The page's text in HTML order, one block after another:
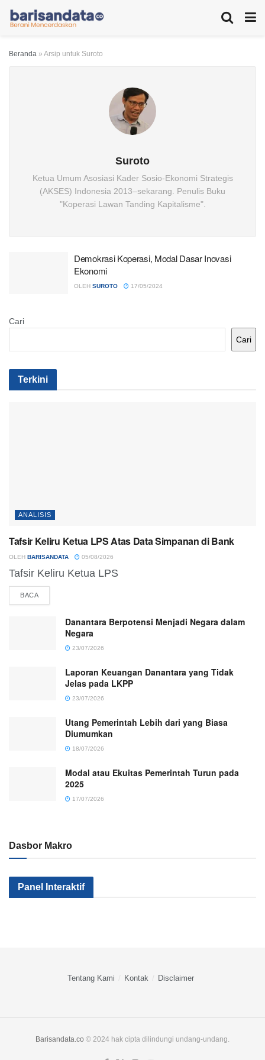
Beranda » Arsip untuk Suroto
Suroto
Ketua Umum Asosiasi Kader Sosio-Ekonomi Strategis
(AKSES) Indonesia 2013–sekarang. Penulis Buku
"Koperasi Lawan Tanding Kapitalisme".
Demokrasi Koperasi, Modal Dasar Inovasi
Ekonomi
OLEH SUROTO 17/05/2024
Cari
Cari
Terkini
ANALISIS
Tafsir Keliru Ketua LPS Atas Data Simpanan di Bank
OLEH BARISANDATA 05/08/2026
Tafsir Keliru Ketua LPS
BACA
Danantara Berpotensi Menjadi Negara dalam
Negara
23/07/2026
Laporan Keuangan Danantara yang Tidak
Jelas pada LKPP
23/07/2026
Utang Pemerintah Lebih dari yang Biasa
Diumumkan
18/07/2026
Modal atau Ekuitas Pemerintah Turun pada
2025
17/07/2026
Dasbor Makro
Panel Interaktif
Kenapa Sektor
Industri Kita Tak
Tentang Kami Kontak Disclaimer
Barisandata.co © 2024 hak cipta dilindungi undang-undang.